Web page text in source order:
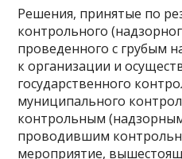
Решения, принятые по
контрольного
проведенного с грубым
к организации и
государственного
муниципального
контрольным
проводившим
мероприятие,